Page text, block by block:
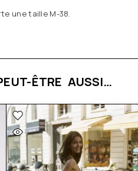
une taille M-38.
ÊTRE AUSSI…